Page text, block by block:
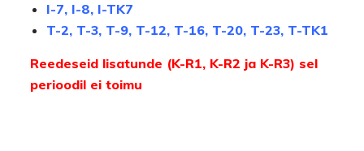
I-7, I-8, I-TK7
T-2, T-3, T-9, T-12, T-16, T-20, T-23, T-TK1
Reedeseid lisatunde (K-R1, K-R2 ja K-R3) sel
perioodil ei toimu